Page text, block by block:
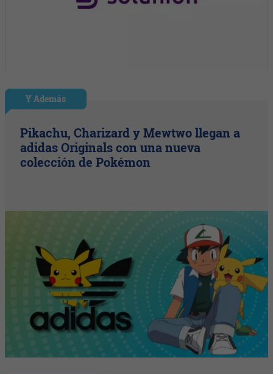
Y Además
Pikachu, Charizard y Mewtwo llegan a
adidas Originals con una nueva
colección de Pokémon